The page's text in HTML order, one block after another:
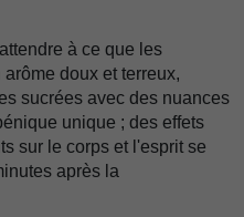
à ce que les
doux et terreux,
sucrées avec des nuances
unique ; des effets
sur le corps et l'esprit se
après la